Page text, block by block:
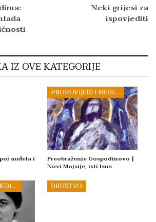
Neki grijesi za
ispovjediti
IZ OVE KATEGORIJE
anđela i
PROPOVIJEDI I MEDITACIJE
Preobraženje Gospodinovo |
Novi Mojsije, isti Isus
PROPOVIJEDI I MEDITACIJE DRUŠTVO